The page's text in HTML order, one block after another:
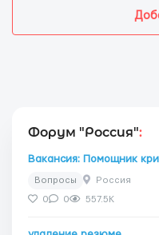
Форум "Россия":
Вакансия: Помощник
Вопросы Россия
0 0 557.5K